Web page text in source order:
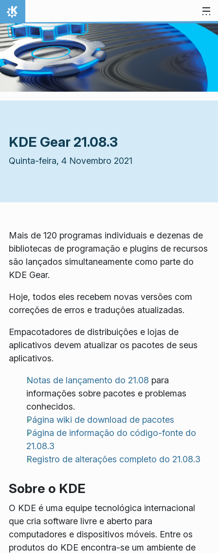
Ir para o conteúdo
Início
KDE Gear 21.08.3
Quinta-feira, 4 Novembro 2021
Mais de 120 programas individuais e dezenas de
bibliotecas de programação e plugins de recursos
são lançados simultaneamente como parte do
KDE Gear.
Hoje, todos eles recebem novas versões com
correções de erros e traduções atualizadas.
Empacotadores de distribuições e lojas de
aplicativos devem atualizar os pacotes de seus
aplicativos.
Notas de lançamento do 21.08 para
informações sobre pacotes e problemas
conhecidos.
Página wiki de download de pacotes
Página de informação do código-fonte do
21.08.3
Registro de alterações completo do 21.08.3
Sobre o KDE
O KDE é uma equipe tecnológica internacional
que cria software livre e aberto para
computadores e dispositivos móveis. Entre os
produtos do KDE encontra-se um ambiente de